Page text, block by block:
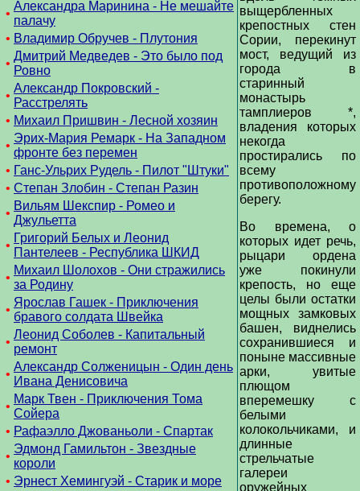
•
Александра Маринина - Не мешайте
палачу
• Владимир Обручев - Плутония
•
Дмитрий Медведев - Это было под
Ровно
•
Александр Покровский -
Расстрелять
• Михаил Пришвин - Лесной хозяин
•
Эрих-Мария Ремарк - На Западном
фронте без перемен
• Ганс-Ульрих Рудель - Пилот "Штуки"
• Степан Злобин - Степан Разин
•
Вильям Шекспир - Ромео и
Джульетта
•
Григорий Белых и Леонид
Пантелеев - Республика ШКИД
•
Михаил Шолохов - Они стражились
за Родину
•
Ярослав Гашек - Приключения
бравого солдата Швейка
•
Леонид Соболев - Капитальный
ремонт
•
Александр Солженицын - Один день
Ивана Денисовича
•
Марк Твен - Приключения Тома
Сойера
• Рафаэлло Джованьоли - Спартак
•
Эдмонд Гамильтон - Звездные
короли
• Эрнест Хемингуэй - Старик и море
выщербленных
крепостных стен
Сории, перекинут
мост, ведущий из
города в
старинный
монастырь
тамплиеров *,
владения которых
некогда
простирались по
всему
противоположному
берегу.
Во времена, о
которых идет речь,
рыцари ордена
уже покинули
крепость, но еще
целы были остатки
мощных замковых
башен, виднелись
сохранившиеся и
поныне массивные
арки, увитые
плющом
вперемешку с
белыми
колокольчиками, и
длинные
стрельчатые
галереи
оружейных